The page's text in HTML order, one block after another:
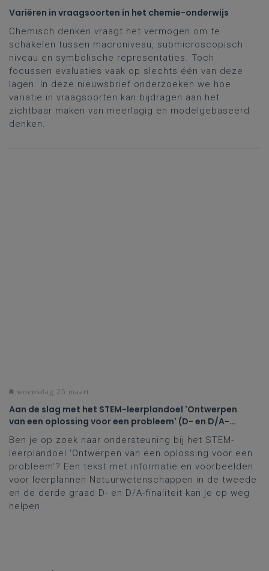
Variëren in vraagsoorten in het chemie-onderwijs
Chemisch denken vraagt het vermogen om te
schakelen tussen macroniveau, submicroscopisch
niveau en symbolische representaties. Toch
focussen evaluaties vaak op slechts één van deze
lagen. In deze nieuwsbrief onderzoeken we hoe
variatie in vraagsoorten kan bijdragen aan het
zichtbaar maken van meerlagig en modelgebaseerd
denken.
woensdag 25 maart
Aan de slag met het STEM-leerplandoel 'Ontwerpen
van een oplossing voor een probleem' (D- en D/A-
Ben je op zoek naar ondersteuning bij het STEM-
leerplandoel 'Ontwerpen van een oplossing voor een
probleem'? Een tekst met informatie en voorbeelden
voor leerplannen Natuurwetenschappen in de tweede
en de derde graad D- en D/A-finaliteit kan je op weg
helpen.